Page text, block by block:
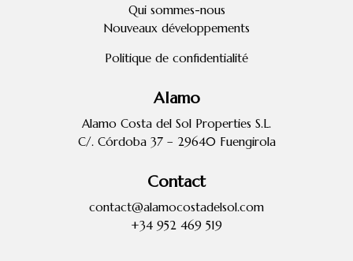
Qui sommes-nous
Nouveaux développements
Politique de confidentialité
Alamo
Alamo Costa del Sol Properties S.L.
C/. Córdoba 37 – 29640 Fuengirola
Contact
contact@alamocostadelsol.com
+34 952 469 519